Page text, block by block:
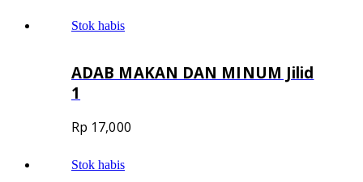
Stok habis
ADAB MAKAN DAN MINUM Jilid
1
Rp 17,000
Stok habis